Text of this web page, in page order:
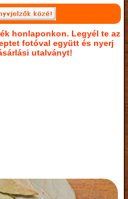
honlaponkon. Legyél te az
fotóval együtt és nyerj
utalványt!